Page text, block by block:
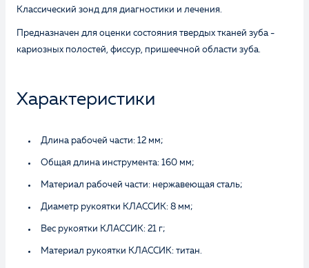
Классический зонд для диагностики и лечения.
Предназначен для оценки состояния твердых тканей зуба -
кариозных полостей, фиссур, пришеечной области зуба.
Характеристики
Длина рабочей части: 12 мм;
Общая длина инструмента: 160 мм;
Материал рабочей части: нержавеющая сталь;
Диаметр рукоятки КЛАССИК: 8 мм;
Вес рукоятки КЛАССИК: 21 г;
Материал рукоятки КЛАССИК: титан.